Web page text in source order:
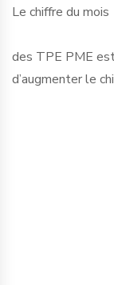
Le chiffre du mois
des TPE PME
d’augmenter le